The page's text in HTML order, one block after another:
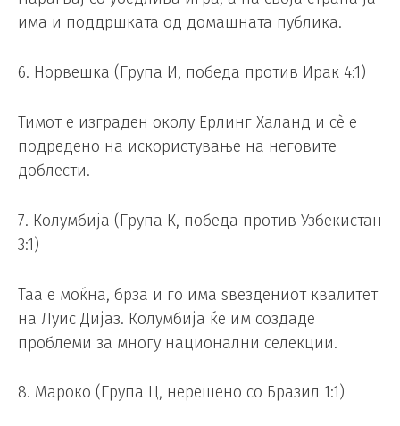
има и поддршката од домашната публика.
6. Норвешка (Група И, победа против Ирак 4:1)
Тимот е изграден околу Ерлинг Халанд и сè е
подредено на искористување на неговите
доблести.
7. Колумбија (Група К, победа против Узбекистан
3:1)
Таа е моќна, брза и го има ѕвездениот квалитет
на Луис Дијаз. Колумбија ќе им создаде
проблеми за многу национални селекции.
8. Мароко (Група Ц, нерешено со Бразил 1:1)